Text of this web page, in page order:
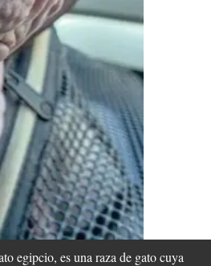
egipcio, es una raza de gato cuya